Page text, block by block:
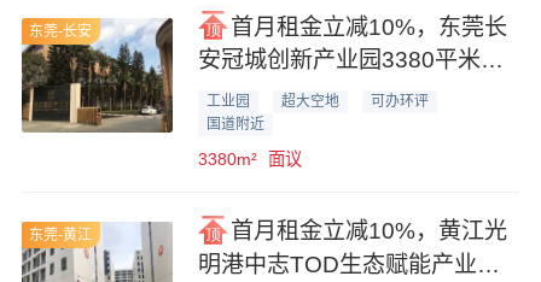
东莞-长安
首月租金立减10%，东莞长
安冠城创新产业园3380平米花
园式厂房业主直租
工业园 超大空地
可办环评
国道附近
3380m² 面议
东莞-黄江
首月租金立减10%，黄江光
明港中志TOD生态赋能产业园